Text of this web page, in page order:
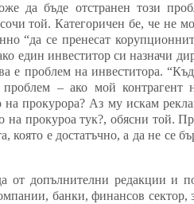
да бъде отстранен този
той. Категоричен бе, че не
“да се пренесат
един инвеститор си назначи
е проблем на инвеститора.
– ако мой контрагент
на прокурора? Аз му искам
на прокуроа тук?, обясни той.
която е достатъчно, а да не се
от допълнителни редакции и
банки, финансов сектор,